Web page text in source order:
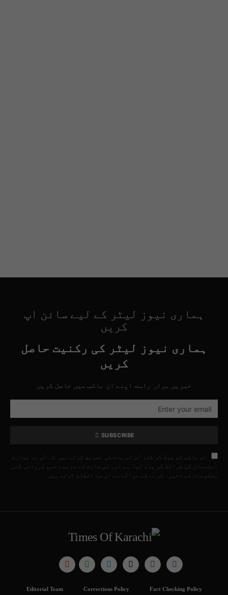
ہماری نیوز لیٹر کے لیے سائن اپ
کریں
ہماری نیوز لیٹر کی رکنیت حاصل
کریں
خبریں براہِ راست اپنے ان باکس میں حاصل کریں
SUBSCRIBE
اس باکس کو چیک کر کے، آپ اس بات کی تصدیق کرتے ہیں کہ آپ نے ہمارے
استعمال کی شرائط کو پڑھ لیا ہے اور اس فارم کے ذریعے جمع کروائی گئی
معلومات کے ذخیرہ کرنے کے حوالے سے ان سے اتفاق کرتے ہیں۔
Fact Checking Policy
Corrections Policy
Editorial Team